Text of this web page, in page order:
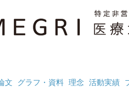
文 グラフ・資料 理念 活動実績